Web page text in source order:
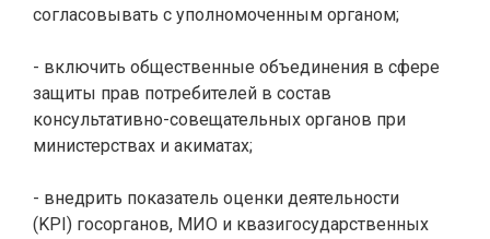
согласовывать с уполномоченным органом;
- включить общественные объединения в сфере
защиты прав потребителей в состав
консультативно-совещательных органов при
министерствах и акиматах;
- внедрить показатель оценки деятельности
(KPI) госорганов, МИО и квазигосударственных